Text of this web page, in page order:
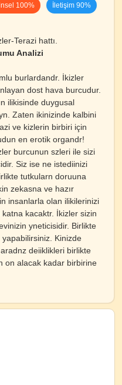
100% İletişim 90%
Terazi hattı.
Analizi
burlardandr. İkizler
dost hava burcudur.
ilikisinde duygusal
Zaten ikinizinde kalbini
ve kizlerin birbiri için
en erotik organdr!
burcunun szleri ile sizi
Siz ise ne istediinizi
tutkularn doruuna
zekasna ve hazır
insanlarla olan ilikilerinizi
kacaktr. İkizler sizin
yneticisidir. Birlikte
Kinizde
deiiklikleri birlikte
on alacak kadar birbirine